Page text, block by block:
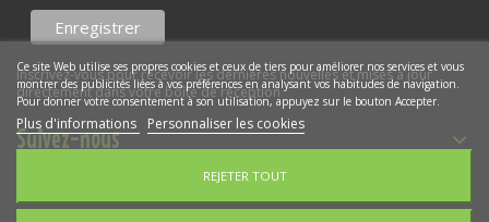
Inscrivez-vous pour recevoir les dernières nouvelles et mises à jour
directement dans votre boîte de réception
Suivez-nous
Gestion des cookies
Ce site Web utilise ses propres cookies et ceux de tiers pour améliorer nos services et vous
montrer des publicités liées à vos préférences en analysant vos habitudes de navigation.
Pour donner votre consentement à son utilisation, appuyez sur le bouton Accepter.
Plus d'informations Personnaliser les cookies
REJETER TOUT